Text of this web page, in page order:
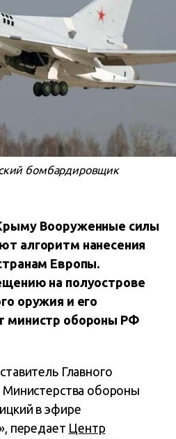
бомбардировщик
Вооруженные силы
алгоритм нанесения
Европы.
на полуострове
оружия и его
министр обороны РФ
Главного
Министерства обороны
в эфире
передает Центр